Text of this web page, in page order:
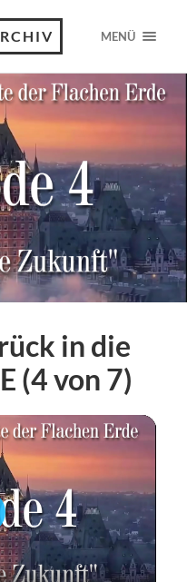
MENÜ
in die
(4 von 7)